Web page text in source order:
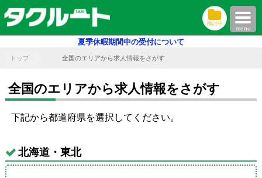
検討中
menu
夏季休暇期間中の受付について
トップ 全国のエリアから求人情報をさがす
全国のエリアから求人情報をさがす
下記から都道府県を選択してください。
北海道・東北